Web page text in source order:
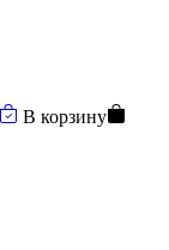
В корзину